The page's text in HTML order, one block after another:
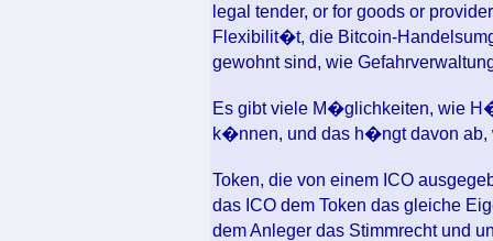
legal tender, or for goods or
Flexibilit�t, die Bitcoin-
gewohnt sind, wie
Es gibt viele M�glichkeiten, wie
k�nnen, und das h�ngt davon ab,
Token, die von einem ICO
das ICO dem Token das gleiche
dem Anleger das Stimmrecht und